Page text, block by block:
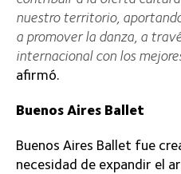
nuestro territorio,
a promover la danza, a
internacional con los
afirmó.
Buenos Aires Ballet
Buenos Aires Ballet fue
necesidad de expandir el